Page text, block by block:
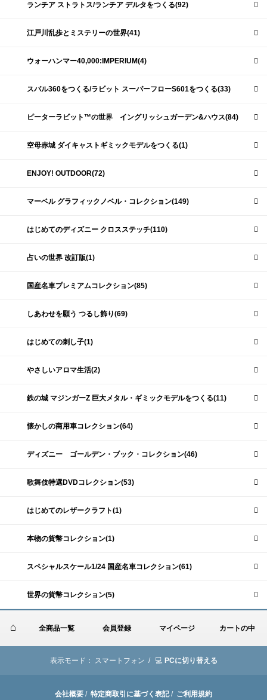
ランチア ストラトス/ランチア デルタをつくる(92)
江戸川乱歩とミステリーの世界(41)
ウォーハンマー40,000:IMPERIUM(4)
スバル360をつくる/ラビット スーパーフローS601をつくる(33)
ピーターラビット™の世界 イングリッシュガーデン&ハウス(84)
空母赤城 ダイキャストギミックモデルをつくる(1)
ENJOY! OUTDOOR(72)
マーベル グラフィックノベル・コレクション(149)
はじめてのディズニー クロスステッチ(110)
占いの世界 改訂版(1)
国産名車プレミアムコレクション(85)
しあわせを願う つるし飾り(69)
はじめての刺し子(1)
やさしいアロマ生活(2)
鉄の城 マジンガーZ 巨大メタル・ギミックモデルをつくる(11)
懐かしの商用車コレクション(64)
ディズニー ゴールデン・ブック・コレクション(46)
歌舞伎特選DVDコレクション(53)
はじめてのレザークラフト(1)
本物の貨幣コレクション(1)
スペシャルスケール1/24 国産名車コレクション(61)
世界の貨幣コレクション(5)
全商品一覧 会員登録 マイページ カートの中
表示モード： スマートフォン / PCに切り替える
会社概要 / 特定商取引に基づく表記/ ご利用規約